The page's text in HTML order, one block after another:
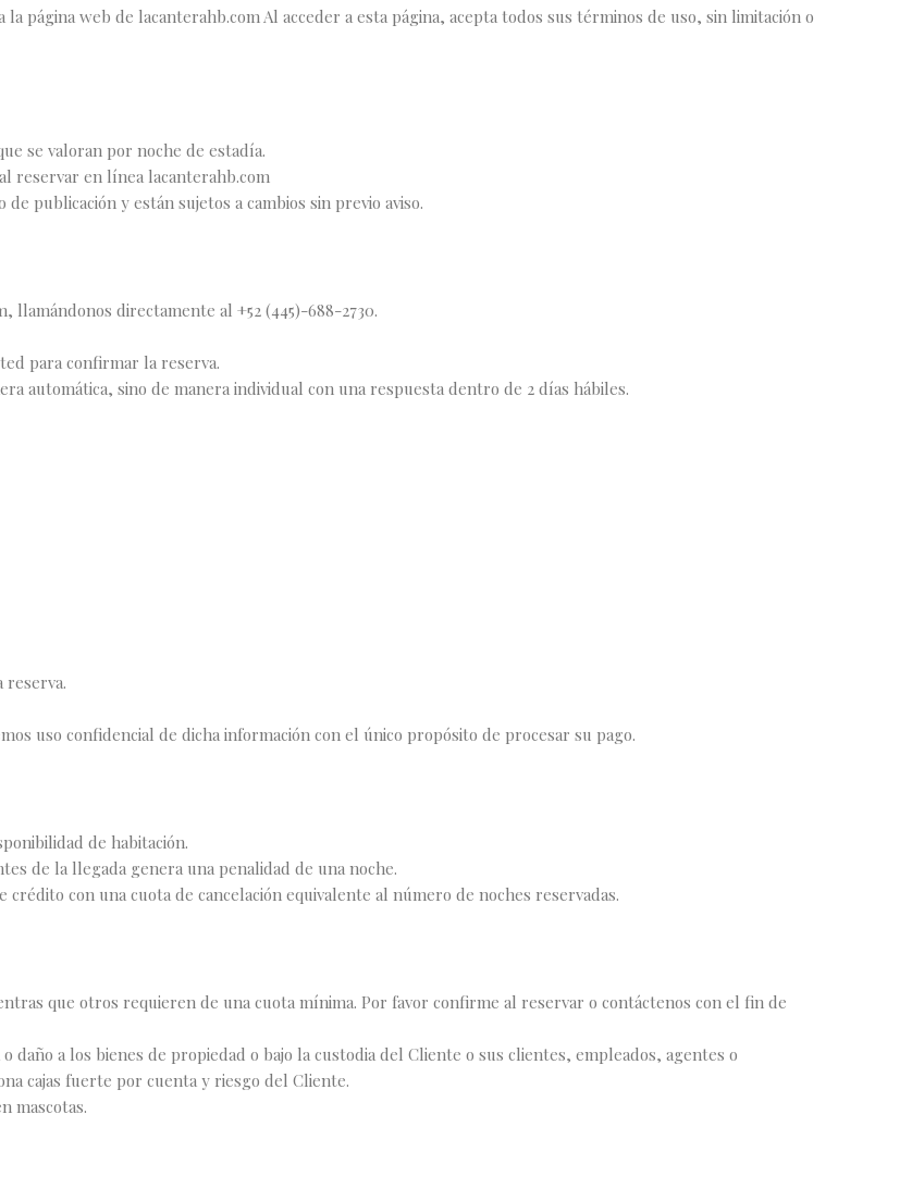
página web de lacanterahb.com Al acceder a esta página, acepta todos sus términos de uso, sin limitación o
se valoran por noche de estadía.
reservar en línea lacanterahb.com
publicación y están sujetos a cambios sin previo aviso.
llamándonos directamente al +52 (445)-688-2730.
para confirmar la reserva.
automática, sino de manera individual con una respuesta dentro de 2 días hábiles.
reserva.
uso confidencial de dicha información con el único propósito de procesar su pago.
de habitación.
de la llegada genera una penalidad de una noche.
con una cuota de cancelación equivalente al número de noches reservadas.
que otros requieren de una cuota mínima. Por favor confirme al reservar o contáctenos con el fin de
a los bienes de propiedad o bajo la custodia del Cliente o sus clientes, empleados, agentes o
cajas fuerte por cuenta y riesgo del Cliente.
mascotas.